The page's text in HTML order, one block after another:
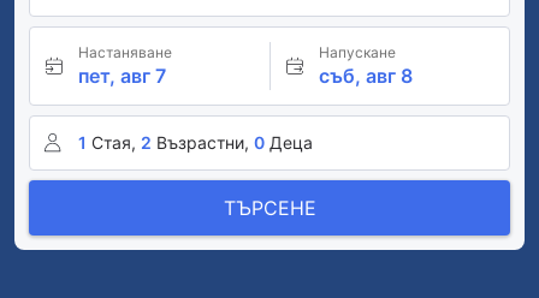
Настаняване
пет, авг 7
Напускане
съб, авг 8
1 Стая, 2 Възрастни, 0 Деца
ТЪРСЕНЕ